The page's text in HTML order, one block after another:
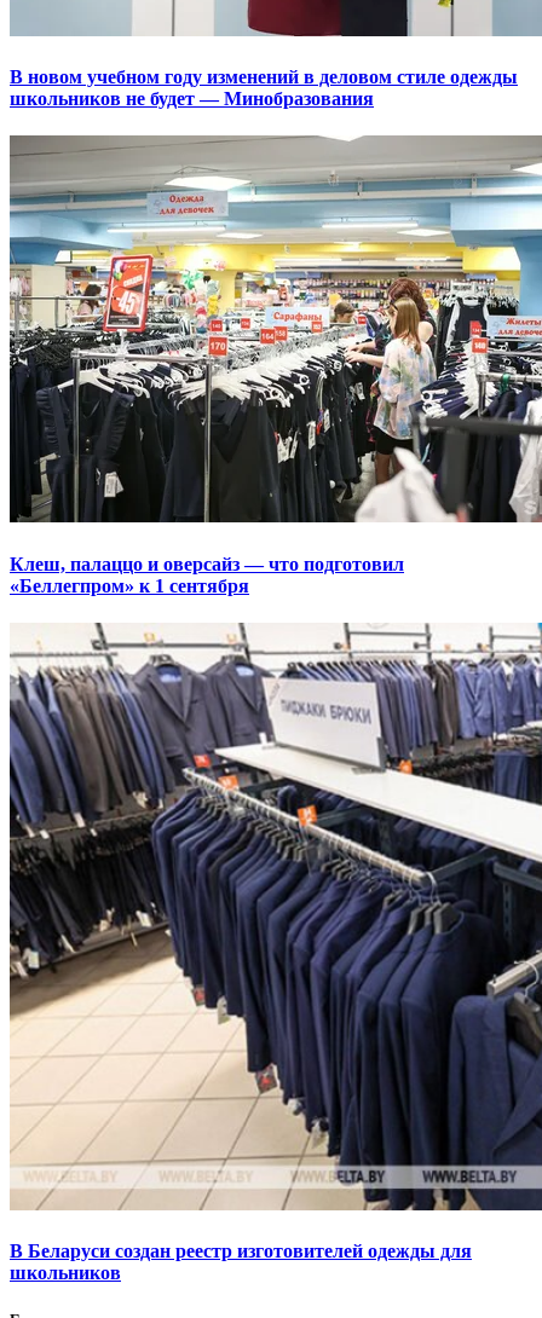
В новом учебном году изменений в деловом стиле одежды
школьников не будет — Минобразования
Клеш, палаццо и оверсайз — что подготовил
«Беллегпром» к 1 сентября
В Беларуси создан реестр изготовителей одежды для
школьников